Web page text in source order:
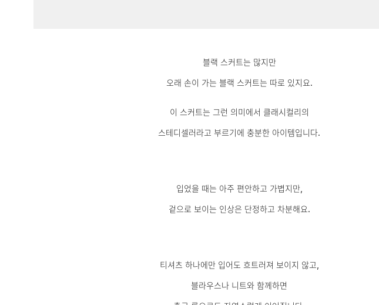
블랙 스커트는 많지만
오래 손이 가는 블랙 스커트는 따로 있지요.
이 스커트는 그런 의미에서 클래시컬리의
스테디셀러라고 부르기에 충분한 아이템입니다.
입었을 때는 아주 편안하고 가볍지만,
겉으로 보이는 인상은 단정하고 차분해요.
티셔츠 하나에만 입어도 흐트러져 보이지 않고,
블라우스나 니트와 함께하면